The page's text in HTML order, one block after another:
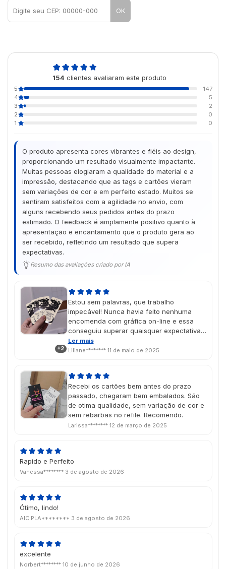
OK
154 clientes avaliaram este produto
5
147
4
5
3
2
2
0
1
0
O produto apresenta cores vibrantes e fiéis ao design,
proporcionando um resultado visualmente impactante.
Muitas pessoas elogiaram a qualidade do material e a
impressão, destacando que as tags e cartões vieram
sem variações de cor e em perfeito estado. Muitos se
sentiram satisfeitos com a agilidade no envio, com
alguns recebendo seus pedidos antes do prazo
estimado. O feedback é amplamente positivo quanto à
apresentação e encantamento que o produto gera ao
ser recebido, refletindo um resultado que supera
expectativas.
Resumo das avaliações criado por IA
+2
Estou sem palavras, que trabalho
impecável! Nunca havia feito nenhuma
encomenda com gráfica on-line e essa
conseguiu superar quaisquer expectativas
que eu tivesse, com certeza irei
encomendar mais produtos no futuro As
um charme muito especial! É um presente
de dia das mães e chegou na data
perfeita, super aprovado porque ela amou
🥹💖
Ler mais
Liliane******** 11 de maio de 2025
Recebi os cartões bem antes do prazo
passado, chegaram bem embalados. São
de otima qualidade, sem variação de cor e
sem rebarbas no refile. Recomendo.
Larissa******** 12 de março de 2025
Rapido e Perfeito
Vanessa******** 3 de agosto de 2026
Ótimo, lindo!
AIC PLA******** 3 de agosto de 2026
excelente
Norbert******** 10 de junho de 2026